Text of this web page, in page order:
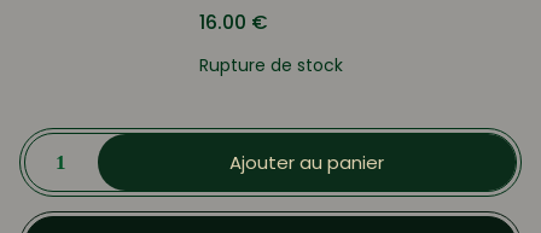
16.00 €
Rupture de stock
quantité
de
Genépi
Extra
Sec
Ajouter au panier